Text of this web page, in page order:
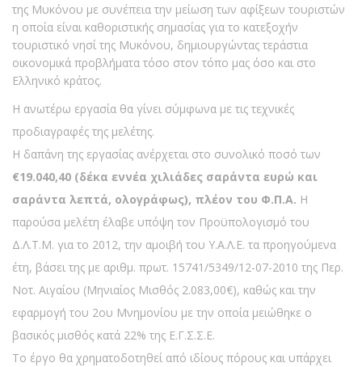
της Μυκόνου με συνέπεια την μείωση των αφίξεων τουριστών
η οποία είναι καθοριστικής σημασίας για το κατεξοχήν
τουριστικό νησί της Μυκόνου, δημιουργώντας τεράστια
οικονομικά προβλήματα τόσο στον τόπο μας όσο και στο
Ελληνικό κράτος.
Η ανωτέρω εργασία θα γίνει σύμφωνα με τις τεχνικές
προδιαγραφές της μελέτης.
Η δαπάνη της εργασίας ανέρχεται στο συνολικό ποσό των
€19.040,40 (δέκα εννέα χιλιάδες σαράντα ευρώ και
σαράντα λεπτά, ολογράφως), πλέον του Φ.Π.Α. Η
παρούσα μελέτη έλαβε υπόψη τον Προϋπολογισμό του
Δ.Λ.Τ.Μ. για το 2012, την αμοιβή του Υ.Α.Λ.Ε. τα προηγούμενα
έτη, βάσει της με αριθμ. πρωτ. 15741/5349/12-07-2010 της Περ.
Νοτ. Αιγαίου (Μηνιαίος Μισθός 2.083,00€), καθώς και την
εφαρμογή του 2ου Μνημονίου με την οποία μειώθηκε ο
βασικός μισθός κατά 22% της Ε.Γ.Σ.Σ.Ε.
Το έργο θα χρηματοδοτηθεί από ιδίους πόρους και υπάρχει